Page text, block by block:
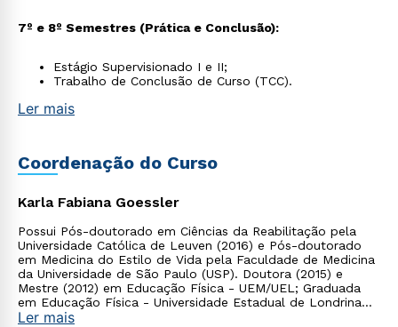
7º e 8º Semestres (Prática e Conclusão):
Estágio Supervisionado I e II;
Trabalho de Conclusão de Curso (TCC).
Ler mais
Coordenação do Curso
Karla Fabiana Goessler
Possui Pós-doutorado em Ciências da Reabilitação pela
Universidade Católica de Leuven (2016) e Pós-doutorado
em Medicina do Estilo de Vida pela Faculdade de Medicina
da Universidade de São Paulo (USP). Doutora (2015) e
Mestre (2012) em Educação Física - UEM/UEL; Graduada
em Educação Física - Universidade Estadual de Londrina
(2009).
Ler mais
Estou de acordo com a
autorizo que meus dados sejam utilizados para o